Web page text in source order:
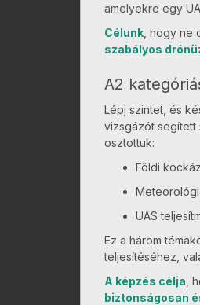
amelyekre egy
Célunk , hogy ne
szabályos
A2
Lépj szintet, és
vizsgázót segített
osztottuk:
Földi
UAS
Ez a három
teljesítéséhez,
A képzés célja ,
biztonságosan